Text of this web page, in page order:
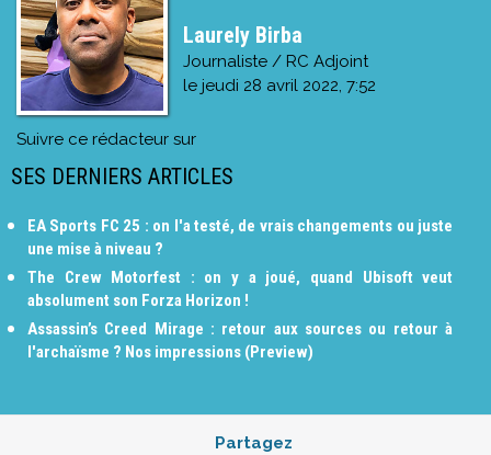
Laurely Birba
Journaliste / RC Adjoint
le jeudi 28 avril 2022, 7:52
Suivre ce rédacteur sur
SES DERNIERS ARTICLES
EA Sports FC 25 : on l'a testé, de vrais changements ou juste
une mise à niveau ?
The Crew Motorfest : on y a joué, quand Ubisoft veut
absolument son Forza Horizon !
Assassin’s Creed Mirage : retour aux sources ou retour à
l'archaïsme ? Nos impressions (Preview)
Partagez